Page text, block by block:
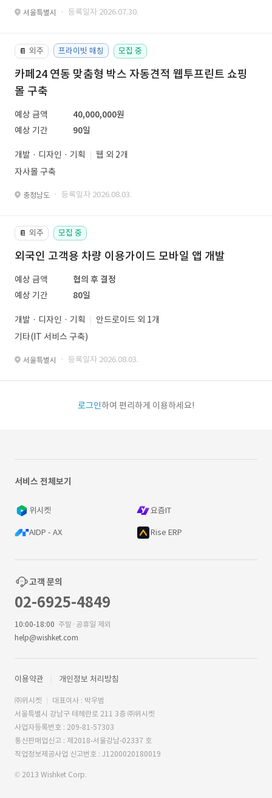
서울특별시 · 등록일자 2026.07.30.
📔 외주 프라이빗 매칭 모집 중
카페24 연동 맞춤형 박스 자동견적 웹투프린트 쇼핑
몰 구축
예상 금액
40,000,000원
예상 기간
90일
개발 · 디자인 · 기획
웹 외 2개
자사몰 구축
충청남도 · 등록일자 2026.08.03.
📔 외주 모집 중
외국인 고객용 차량 이용가이드 모바일 앱 개발
예상 금액
협의 후 결정
예상 기간
80일
개발 · 디자인 · 기획
안드로이드 외 1개
기타(IT 서비스 구축)
서울특별시 · 등록일자 2026.08.03.
로그인하여 편리하게 이용하세요!
서비스 전체보기
위시켓 요즘IT
AIDP - AX Rise ERP
고객 문의
02-6925-4849
10:00-18:00 주말·공휴일 제외
help@wishket.com
이용약관 개인정보 처리방침
㈜위시켓
대표이사 : 박우범
서울특별시 강남구 테헤란로 211 3층 ㈜위시켓
사업자등록번호 : 209-81-57303
통신판매업신고 : 제2018-서울강남-02337 호
직업정보제공사업 신고번호 : J1200020180019
© 2013 Wishket Corp.